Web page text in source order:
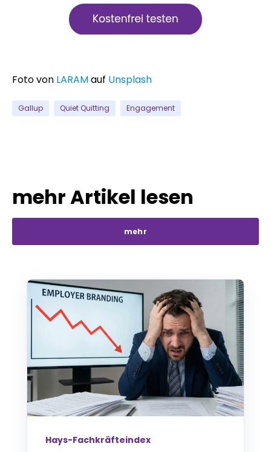
Foto von LARAMauf Unsplash
Gallup Quiet Quitting Engagement
mehr Artikel lesen
mehr
Hays-Fachkräfteindex